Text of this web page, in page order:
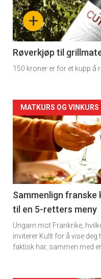
nå
-
4
+
Røverkjøp til
150 kroner er for et kupp å
Forsiden
akkurat
nå
-
5
MATKURS OG VINKURS
Sammenlign franske
til en 5-retters meny
Ungarn mot Frankrike,
inviterer Kullt for å vise
faktisk har, sammen med